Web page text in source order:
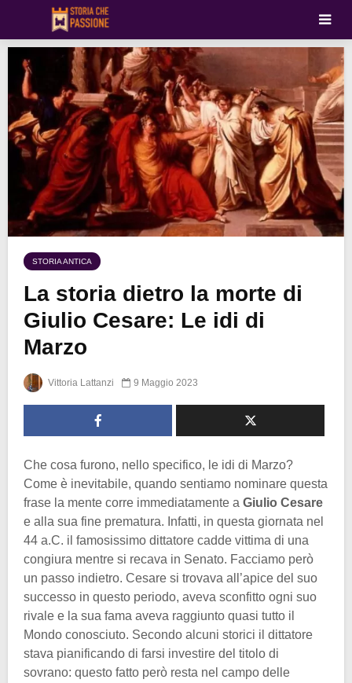
STORIA ANTICA
La storia dietro la morte di
Giulio Cesare: Le idi di
Marzo
Vittoria Lattanzi 9 Maggio 2023
Che cosa furono, nello specifico, le idi di Marzo?
Come è inevitabile, quando sentiamo nominare questa
frase la mente corre immediatamente a Giulio Cesare
e alla sua fine prematura. Infatti, in questa giornata nel
44 a.C. il famosissimo dittatore cadde vittima di una
congiura mentre si recava in Senato. Facciamo però
un passo indietro. Cesare si trovava all’apice del suo
successo in questo periodo, aveva sconfitto ogni suo
rivale e la sua fama aveva raggiunto quasi tutto il
Mondo conosciuto. Secondo alcuni storici il dittatore
stava pianificando di farsi investire del titolo di
sovrano: questo fatto però resta nel campo delle